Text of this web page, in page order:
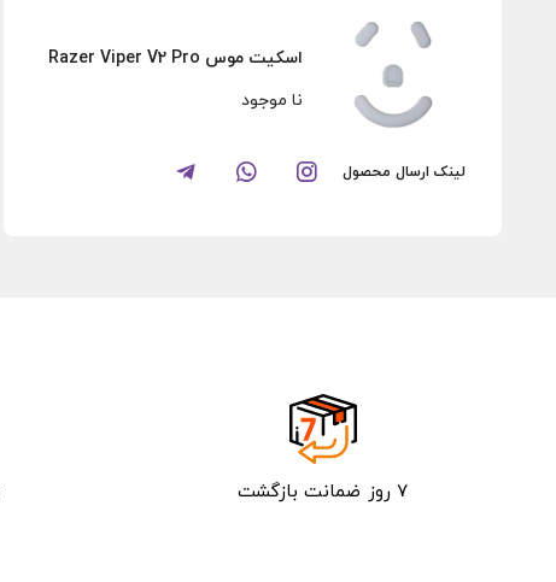
اسکیت موس Razer Viper V2 Pro
نا موجود
لینک ارسال محصول
۷ روز ضمانت بازگشت